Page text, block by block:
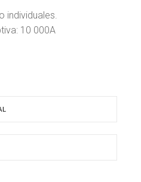
individuales.
10 000A